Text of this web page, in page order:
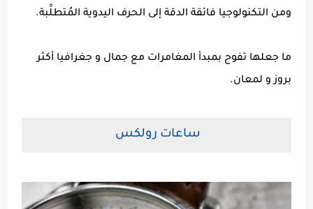
ومن التكنولوجيا فائقة الدقة إلى الحرف اليدوية المُتطلِّبة.
ما جعلها تفوح بمبدأ المغامرات مع جمال و جغرافيا أكثر
بروز و لمعان.
ساعات رولكس